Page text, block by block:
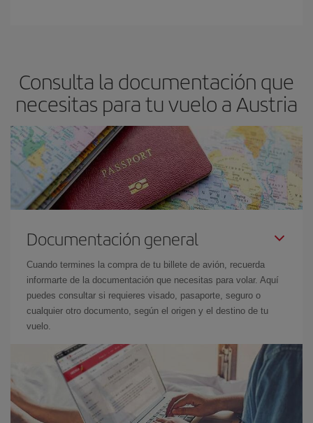
Consulta la documentación que
necesitas para tu vuelo a Austria
Documentación general
Cuando termines la compra de tu billete de avión, recuerda
informarte de la documentación que necesitas para volar. Aquí
puedes consultar si requieres visado, pasaporte, seguro o
cualquier otro documento, según el origen y el destino de tu
vuelo.